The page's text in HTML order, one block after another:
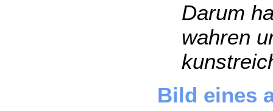
Darum
wahren
Bild eines